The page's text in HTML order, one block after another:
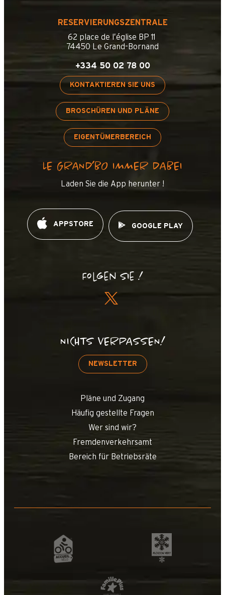
RESERVIERUNGSZENTRALE
62 place de l’église BP 11
74450 Le Grand-Bornand
+334 50 02 78 00
KONTAKTIEREN SIE UNS
BROSCHÜREN UND PLÄNE
EIGENTÜMERBEREICH
LE GRAND’BO IMMER DABEI
Laden Sie die App herunter !
APPSTORE GOOGLE PLAY
Folgen Sie !
NICHTS VERPASSEN!
NEWSLETTER
Pläne und Zugang
Häufig gestellte Fragen
Wer sind wir?
Fremdenverkehrsamt
Bereich für Betriebsräte